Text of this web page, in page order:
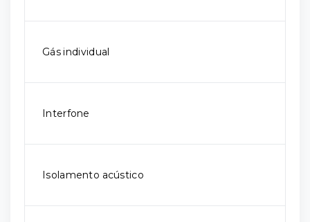
Gás individual
Interfone
Isolamento acústico